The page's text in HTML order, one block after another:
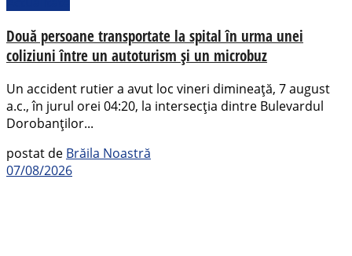
Două persoane transportate la spital în urma unei
coliziuni între un autoturism și un microbuz
Un accident rutier a avut loc vineri dimineață, 7 august
a.c., în jurul orei 04:20, la intersecția dintre Bulevardul
Dorobanților...
postat de Brăila Noastră
07/08/2026